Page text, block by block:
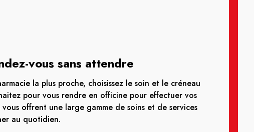
vous sans attendre
la plus proche, choisissez le soin et le créneau
pour vous rendre en officine pour effectuer vos
vous offrent une large gamme de soins et de services
au quotidien.